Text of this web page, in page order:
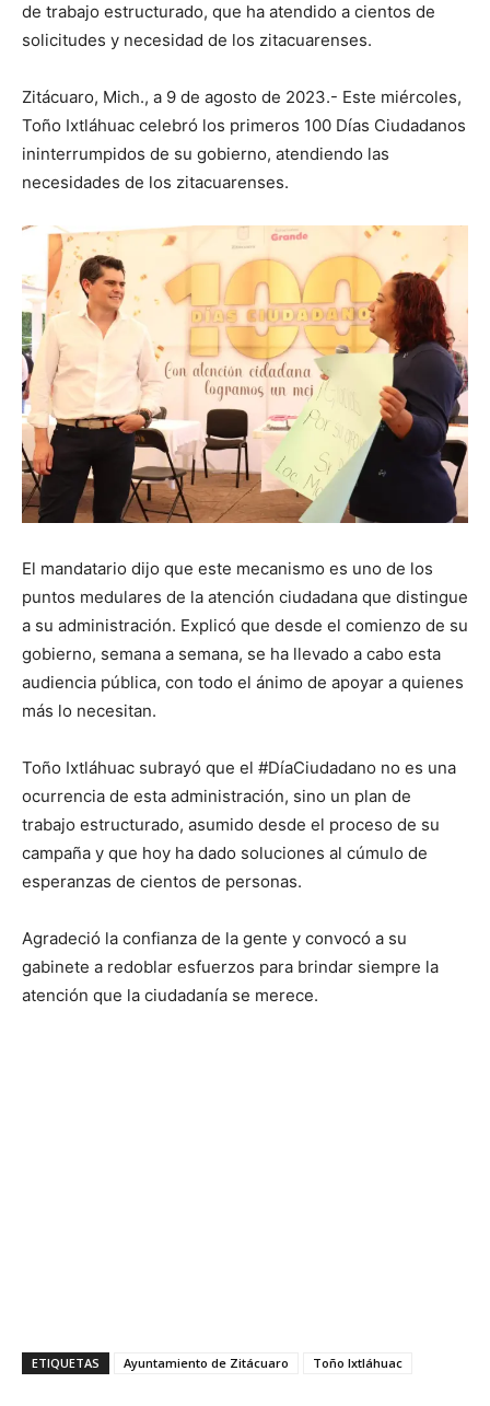
de trabajo estructurado, que ha atendido a cientos de
solicitudes y necesidad de los zitacuarenses.
Zitácuaro, Mich., a 9 de agosto de 2023.- Este miércoles,
Toño Ixtláhuac celebró los primeros 100 Días Ciudadanos
ininterrumpidos de su gobierno, atendiendo las
necesidades de los zitacuarenses.
El mandatario dijo que este mecanismo es uno de los
puntos medulares de la atención ciudadana que distingue
a su administración. Explicó que desde el comienzo de su
gobierno, semana a semana, se ha llevado a cabo esta
audiencia pública, con todo el ánimo de apoyar a quienes
más lo necesitan.
Toño Ixtláhuac subrayó que el #DíaCiudadano no es una
ocurrencia de esta administración, sino un plan de
trabajo estructurado, asumido desde el proceso de su
campaña y que hoy ha dado soluciones al cúmulo de
esperanzas de cientos de personas.
Agradeció la confianza de la gente y convocó a su
gabinete a redoblar esfuerzos para brindar siempre la
atención que la ciudadanía se merece.
ETIQUETAS Ayuntamiento de Zitácuaro Toño Ixtláhuac